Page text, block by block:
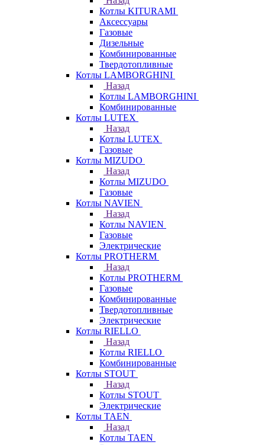
Котлы KITURAMI
Аксессуары
Газовые
Дизельные
Комбинированные
Твердотопливные
Котлы LAMBORGHINI
Назад
Котлы LAMBORGHINI
Комбинированные
Котлы LUTEX
Назад
Котлы LUTEX
Газовые
Котлы MIZUDO
Назад
Котлы MIZUDO
Газовые
Котлы NAVIEN
Назад
Котлы NAVIEN
Газовые
Электрические
Котлы PROTHERM
Назад
Котлы PROTHERM
Газовые
Комбинированные
Твердотопливные
Электрические
Котлы RIELLO
Назад
Котлы RIELLO
Комбинированные
Котлы STOUT
Назад
Котлы STOUT
Электрические
Котлы TAEN
Назад
Котлы TAEN